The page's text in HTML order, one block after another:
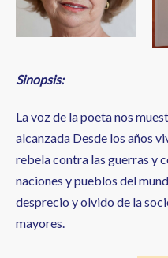
Sinopsis:
La voz de la poeta nos
alcanzada Desde los años
rebela contra las guerras y
naciones y pueblos del
desprecio y olvido de la
mayores.